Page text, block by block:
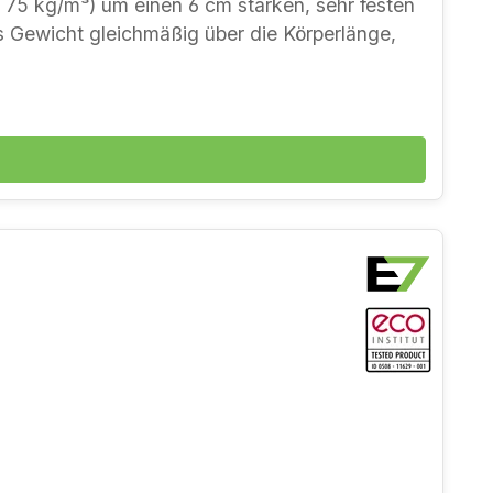
kg/m³) um einen 6 cm starken, sehr festen
gleichmäßig über die Körperlänge,
beraten Sie gern — telefonisch oder im